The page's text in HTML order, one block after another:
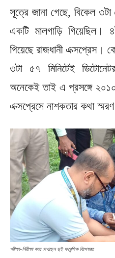
সূত্রে জানা গেছে, বিকেল ৩টা
একটি মালগাড়ি গিয়েছিল।
গিয়েছে রাজধানী এক্সপ্রেস।
৩টা ৫৭ মিনিটেই
অনেকেই তাই এ প্রসঙ্গে
এক্সপ্রেসে নাশকতার কথা
পরীক্ষা-নিরীক্ষা করে দেখছেন দুই ফরেন্সিক বিশেষজ্ঞ: